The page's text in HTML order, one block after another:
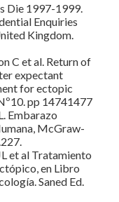
Die 1997-1999.
Enquiries
Kingdom.
C et al. Return of
expectant
for ectopic
pp 14741477
Embarazo
McGraw-
et al Tratamiento
en Libro
Saned Ed.